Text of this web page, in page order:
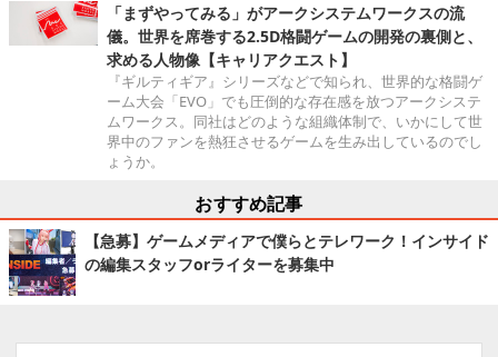
「まずやってみる」がアークシステムワークスの流
儀。世界を席巻する2.5D格闘ゲームの開発の裏側と、
求める人物像【キャリアクエスト】
『ギルティギア』シリーズなどで知られ、世界的な格闘ゲ
ーム大会「EVO」でも圧倒的な存在感を放つアークシステ
ムワークス。同社はどのような組織体制で、いかにして世
界中のファンを熱狂させるゲームを生み出しているのでし
ょうか。
おすすめ記事
【急募】ゲームメディアで僕らとテレワーク！インサイド
の編集スタッフorライターを募集中